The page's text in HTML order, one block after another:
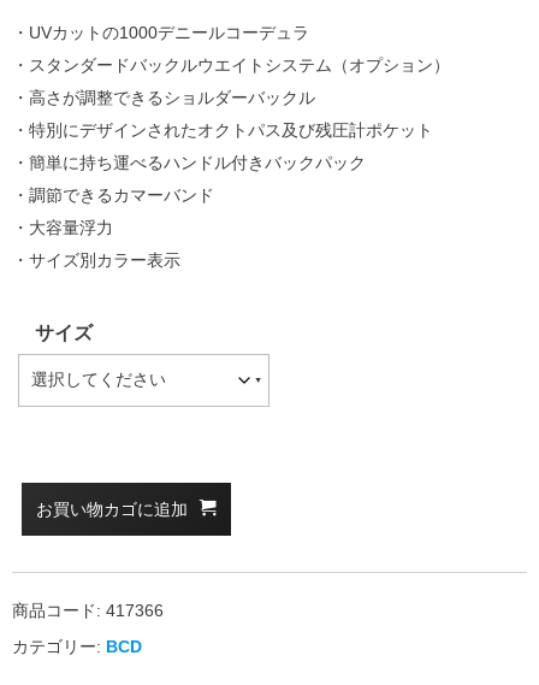
・UVカットの1000デニールコーデュラ
・スタンダードバックルウエイトシステム（オプション）
・高さが調整できるショルダーバックル
・特別にデザインされたオクトパス及び残圧計ポケット
・簡単に持ち運べるハンドル付きバックパック
・調節できるカマーバンド
・大容量浮力
・サイズ別カラー表示
サイズ
お買い物カゴに追加
商品コード: 417366
カテゴリー: BCD